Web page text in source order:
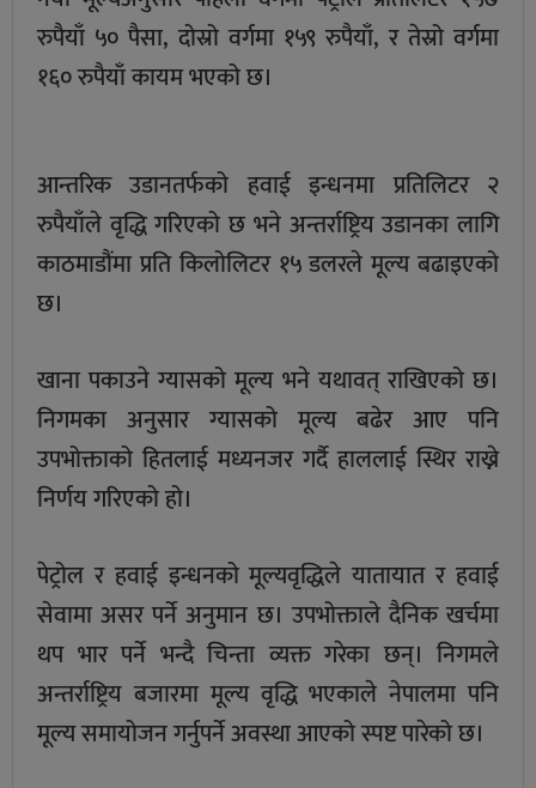
रुपैयाँ ५० पैसा, दोस्रो वर्गमा १५९ रुपैयाँ, र तेस्रो वर्गमा
१६० रुपैयाँ कायम भएको छ।
आन्तरिक उडानतर्फको हवाई इन्धनमा प्रतिलिटर २
रुपैयाँले वृद्धि गरिएको छ भने अन्तर्राष्ट्रिय उडानका लागि
काठमाडौंमा प्रति किलोलिटर १५ डलरले मूल्य बढाइएको
छ।
खाना पकाउने ग्यासको मूल्य भने यथावत् राखिएको छ।
निगमका अनुसार ग्यासको मूल्य बढेर आए पनि
उपभोक्ताको हितलाई मध्यनजर गर्दै हाललाई स्थिर राख्ने
निर्णय गरिएको हो।
पेट्रोल र हवाई इन्धनको मूल्यवृद्धिले यातायात र हवाई
सेवामा असर पर्ने अनुमान छ। उपभोक्ताले दैनिक खर्चमा
थप भार पर्ने भन्दै चिन्ता व्यक्त गरेका छन्। निगमले
अन्तर्राष्ट्रिय बजारमा मूल्य वृद्धि भएकाले नेपालमा पनि
मूल्य समायोजन गर्नुपर्ने अवस्था आएको स्पष्ट पारेको छ।